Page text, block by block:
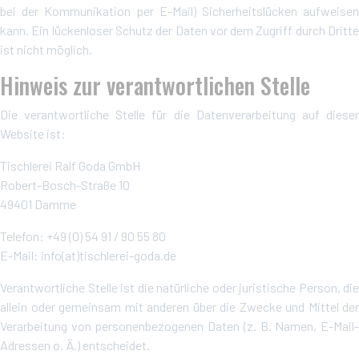
bei der Kommunikation per E-Mail) Sicherheitslücken aufweisen
kann. Ein lückenloser Schutz der Daten vor dem Zugriff durch Dritte
ist nicht möglich.
Hinweis zur verantwortlichen Stelle
Die verantwortliche Stelle für die Datenverarbeitung auf dieser
Website ist:
Tischlerei Ralf Goda GmbH
Robert-Bosch-Straße 10
49401 Damme
Telefon: +49 (0) 54 91 / 90 55 80
E-Mail: info(at)tischlerei-goda.de
Verantwortliche Stelle ist die natürliche oder juristische Person, die
allein oder gemeinsam mit anderen über die Zwecke und Mittel der
Verarbeitung von personenbezogenen Daten (z. B. Namen, E-Mail-
Adressen o. Ä.) entscheidet.